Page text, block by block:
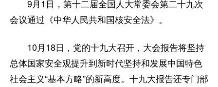
9月1日，第十二届全国人大常委会第二十九次
会议通过《中华人民共和国核安全法》。
10月18日，党的十九大召开，大会报告将坚持
总体国家安全观提升到新时代坚持和发展中国特色
社会主义“基本方略”的新高度。十九大报告还专门部